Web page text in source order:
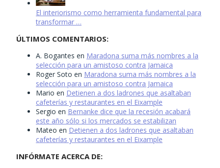
El interiorismo como herramienta fundamental para
transformar …
ÚLTIMOS COMENTARIOS:
A. Bogantes en Maradona suma más nombres a la
selección para un amistoso contra Jamaica
Roger Soto en Maradona suma más nombres a la
selección para un amistoso contra Jamaica
Mario en Detienen a dos ladrones que asaltaban
cafeterías y restaurantes en el Eixample
Sergio en Bernanke dice que la recesión acabará
este año sólo si los mercados se estabilizan
Mateo en Detienen a dos ladrones que asaltaban
cafeterías y restaurantes en el Eixample
INFÓRMATE ACERCA DE: